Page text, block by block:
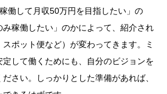
働して月収50万円を目指したい」の
稼働したい」のかによって、紹介され
ポット便など）が変わってきます。ミ
して働くためにも、自分のビジョンを
さい。しっかりとした準備があれば、